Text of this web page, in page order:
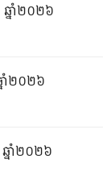
នាំ២០២៦
ាំ២០២៦
នាំ២០២៦